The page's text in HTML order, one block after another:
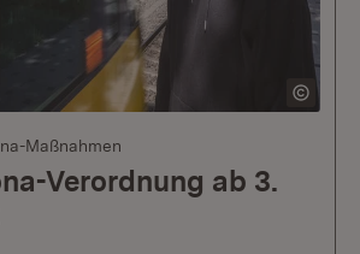
Maßnahmen
Verordnung ab 3.